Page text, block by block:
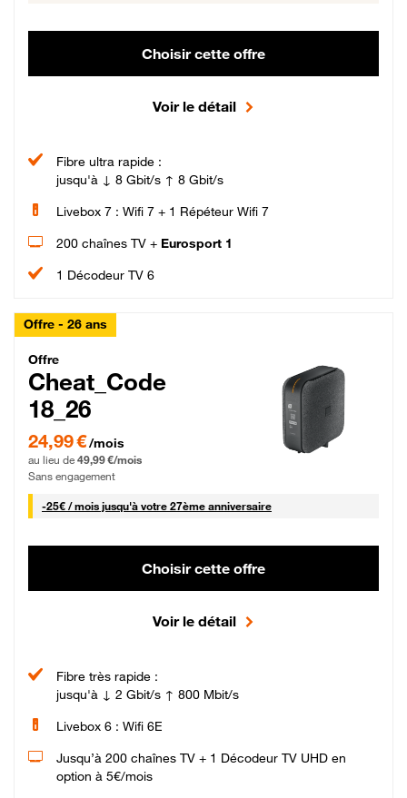
Choisir cette offre
Voir le détail
Fibre ultra rapide :
jusqu'à ↓ 8 Gbit/s ↑ 8 Gbit/s
Livebox 7 : Wifi 7 + 1 Répéteur Wifi 7
200 chaînes TV + Eurosport 1
1 Décodeur TV 6
Offre - 26 ans
Cheat_Code Fibre_18_26
Offre
Cheat_Code
18_26
24,99 € par mois pendant 0 mois puis 49,99 € par mois, Sans engagement
24,99 €/mois
au lieu de 49,99 €/mois
Sans engagement
-25€ / mois25 € par mois
jusqu'à votre 27ème anniversaire
Choisir cette offre
Voir le détail
Fibre très rapide :
jusqu'à ↓ 2 Gbit/s ↑ 800 Mbit/s
Livebox 6 : Wifi 6E
Jusqu’à 200 chaînes TV + 1 Décodeur TV UHD en
option à 5€/mois